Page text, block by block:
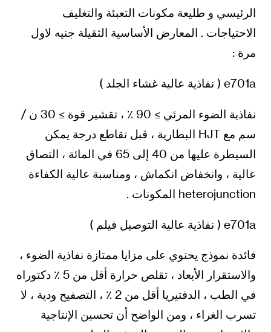
الرئيسي و طليعة مكونات التعبئة والتغليف
الاحتياجات . المعارض الأساسية الثقيلة جنيه لاول
مرة :
e701a ( نفاذية عالية غشاء الجلد )
نفاذية الضوء المرئي ≥ 90 ٪ ، تقشير قوة ≥ 30 ن /
سم مع HJT البطارية ، قبل تقاطع درجة يمكن
السيطرة عليها من 40 إلى 65 في المائة ، التصاق
عالية ، وانخفاض انكماش ، ومناسبة عالية الكفاءة
heterojunction المكونات .
e701a ( نفاذية عالية التوصيل فيلم )
فائدة نموذج يحتوي على مزايا ممتازة نفاذية الضوء ،
والاستقرار الأبعاد ، تقلص حرارة أقل من 5 ٪ دكتوراه
في الطب ، الدفتيريا أقل من 2 ٪ ، التصفيح ودية ، لا
تسرب الغراء ، ومن الواضح أن تحسين الإنتاجية